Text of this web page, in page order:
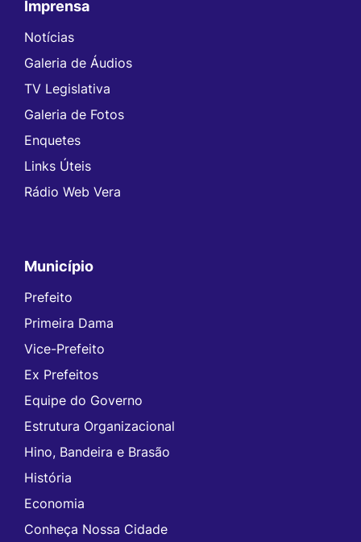
Imprensa
Notícias
Galeria de Áudios
TV Legislativa
Galeria de Fotos
Enquetes
Links Úteis
Rádio Web Vera
Município
Prefeito
Primeira Dama
Vice-Prefeito
Ex Prefeitos
Equipe do Governo
Estrutura Organizacional
Hino, Bandeira e Brasão
História
Economia
Conheça Nossa Cidade